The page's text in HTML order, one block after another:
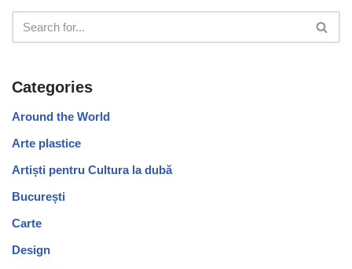
Categories
Around the World
Arte plastice
Artiști pentru Cultura la dubă
București
Carte
Design